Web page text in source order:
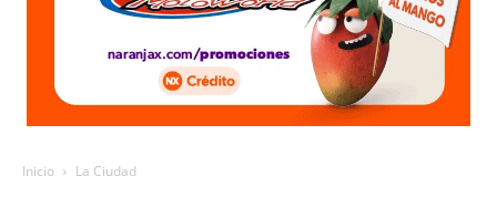
Inicio La Ciudad